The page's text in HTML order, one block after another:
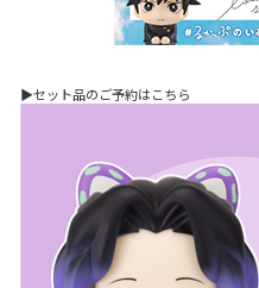
▶セット品のご予約はこちら